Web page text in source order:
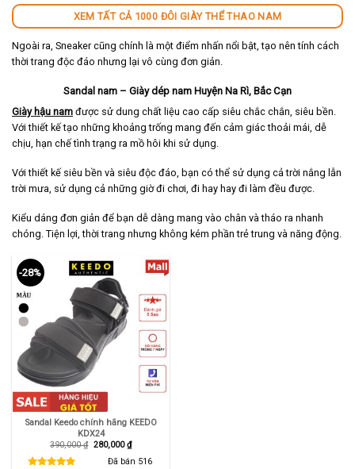
XEM TẤT CẢ 1000 ĐÔI GIÀY THỂ THAO NAM
Ngoài ra, Sneaker cũng chính là một điểm nhấn nổi bật, tạo nên tính cách
thời trang độc đáo nhưng lại vô cùng đơn giản.
Sandal nam – Giày dép nam Huyện Na Rì, Bắc Cạn
Giày hậu nam được sử dung chất liệu cao cấp siêu chắc chắn, siêu bền.
Với thiết kế tạo những khoảng trống mang đến cảm giác thoải mái, dễ
chịu, hạn chế tình trạng ra mồ hôi khi sử dụng.
Với thiết kế siêu bền và siêu độc đáo, bạn có thể sử dụng cả trời nắng lẫn
trời mưa, sử dụng cả những giờ đi chơi, đi hay hay đi làm đều được.
Kiểu dáng đơn giản để bạn dễ dàng mang vào chân và tháo ra nhanh
chóng. Tiện lợi, thời trang nhưng không kém phần trẻ trung và năng động.
-28%
Sandal Keedo chính hãng KEEDO
KDX24
390,000₫ Giá
280,000₫Giá
hiện
tại
Đã bán 516